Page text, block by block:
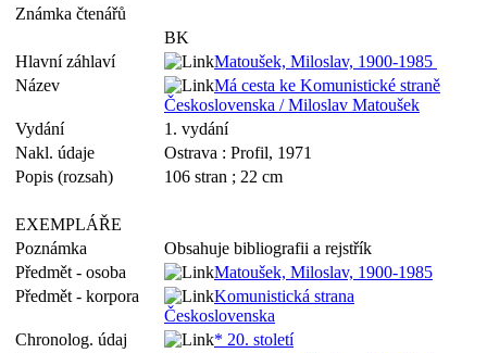
Známka čtenářů
BK
Hlavní záhlaví
Matoušek, Miloslav, 1900-1985
Název
Má cesta ke Komunistické straně
Československa / Miloslav Matoušek
Vydání
1. vydání
Nakl. údaje
Ostrava : Profil, 1971
Popis (rozsah)
106 stran ; 22 cm
EXEMPLÁŘE
Poznámka
Obsahuje bibliografii a rejstřík
Předmět - osoba
Matoušek, Miloslav, 1900-1985
Předmět - korpora
Komunistická strana
Československa
Chronolog. údaj
* 20. století